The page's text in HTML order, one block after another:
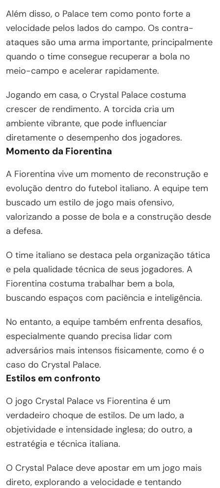
Além disso, o Palace tem como ponto forte a
velocidade pelos lados do campo. Os contra-
ataques são uma arma importante, principalmente
quando o time consegue recuperar a bola no
meio-campo e acelerar rapidamente.
Jogando em casa, o Crystal Palace costuma
crescer de rendimento. A torcida cria um
ambiente vibrante, que pode influenciar
diretamente o desempenho dos jogadores.
Momento da Fiorentina
A Fiorentina vive um momento de reconstrução e
evolução dentro do futebol italiano. A equipe tem
buscado um estilo de jogo mais ofensivo,
valorizando a posse de bola e a construção desde
a defesa.
O time italiano se destaca pela organização tática
e pela qualidade técnica de seus jogadores. A
Fiorentina costuma trabalhar bem a bola,
buscando espaços com paciência e inteligência.
No entanto, a equipe também enfrenta desafios,
especialmente quando precisa lidar com
adversários mais intensos fisicamente, como é o
caso do Crystal Palace.
Estilos em confronto
O jogo Crystal Palace vs Fiorentina é um
verdadeiro choque de estilos. De um lado, a
objetividade e intensidade inglesa; do outro, a
estratégia e técnica italiana.
O Crystal Palace deve apostar em um jogo mais
direto, explorando a velocidade e tentando